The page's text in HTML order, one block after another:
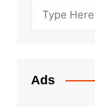
Ads